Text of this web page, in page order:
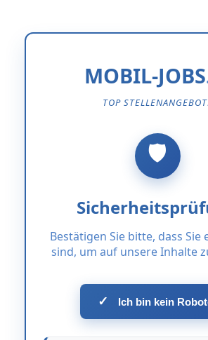
MOBIL-JOBS
TOP
Bestätigen Sie bitte, dass Sie
sind, um auf unsere Inhalte
✓ Ich bin kein